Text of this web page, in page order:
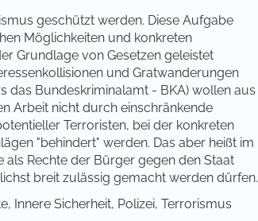
geschützt werden. Diese Aufgabe
Möglichkeiten und konkreten
Grundlage von Gesetzen geleistet
und Gratwanderungen
das Bundeskriminalamt - BKA) wollen aus
Arbeit nicht durch einschränkende
Terroristen, bei der konkreten
"behindert" werden. Das aber heißt im
als Rechte der Bürger gegen den Staat
breit zulässig gemacht werden dürfen.
Innere Sicherheit, Polizei, Terrorismus